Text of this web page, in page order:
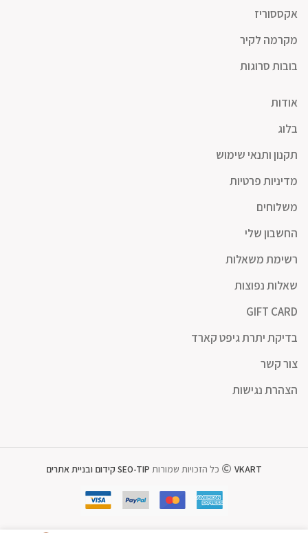
אקססוריז
מקרמה לקיר
בובות סרוגות
אודות
בלוג
תקנון ותנאי שימוש
מדיניות פרטיות
משלוחים
החשבון שלי
רשימת משאלות
שאלות נפוצות
GIFT CARD
בדיקת יתרת גיפט קארד
צור קשר
הצהרת נגישות
VKART כל הזכויות שמורות SEO-TIP קידום ובניית אתרים